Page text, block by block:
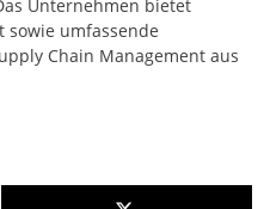
Unternehmen bietet
sowie umfassende
Chain Management aus